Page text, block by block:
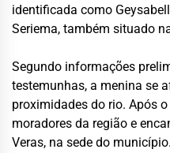
identificada como
Seriema, também situado
Segundo informações
testemunhas, a menina se
proximidades do rio. Após
moradores da região e
Veras, na sede do